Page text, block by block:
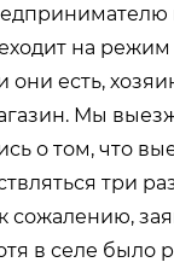
на
они есть,
Мы
о том, что
три
сожалению,
в селе было